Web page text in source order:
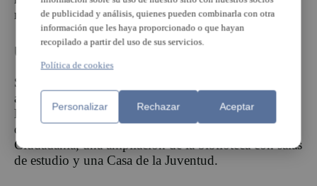
municipal polivalente.
Usos
Según ha explicado Sagredo, el pleno municipal
aprobará la modificación de crédito necesaria para
llevar a cabo la compra del inmueble. El futuro uso
del edificio incluirá una Oficina de Atención a la
Ciudadanía, una ampliación de la biblioteca con salas
de estudio y una Casa de la Juventud.
de publicidad y análisis, quienes pueden combinarla con otra
información que les haya proporcionado o que hayan
recopilado a partir del uso de sus servicios.
Política de cookies
Personalizar Rechazar Aceptar